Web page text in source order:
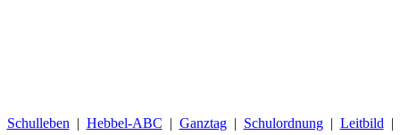
Schulleben Hebbel-ABC Ganztag Schulordnung Leitbild